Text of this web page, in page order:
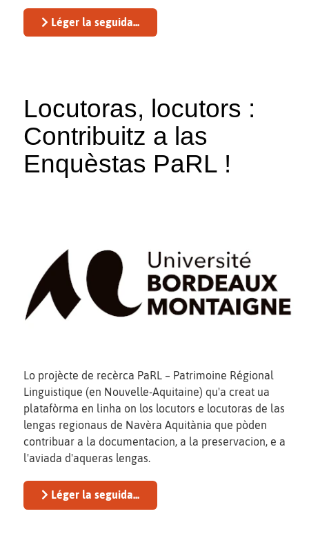
Léger la seguida...
Locutoras, locutors :
Contribuitz a las
Enquèstas PaRL !
Lo projècte de recèrca PaRL – Patrimoine Régional
Linguistique (en Nouvelle-Aquitaine) qu'a creat ua
platafòrma en linha on los locutors e locutoras de las
lengas regionaus de Navèra Aquitània que pòden
contribuar a la documentacion, a la preservacion, e a
l'aviada d'aqueras lengas.
Léger la seguida...